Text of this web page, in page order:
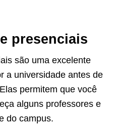
presenciais
são uma excelente
a universidade antes de
permitem que você
alguns professores e
do campus.